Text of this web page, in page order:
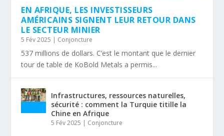
EN AFRIQUE, LES INVESTISSEURS
AMÉRICAINS SIGNENT LEUR RETOUR DANS
LE SECTEUR MINIER
5 Fév 2025 Conjoncture
537 millions de dollars. C’est le montant que le dernier
tour de table de KoBold Metals a permis...
Infrastructures, ressources naturelles,
sécurité : comment la Turquie titille la
Chine en Afrique
5 Fév 2025 Conjoncture